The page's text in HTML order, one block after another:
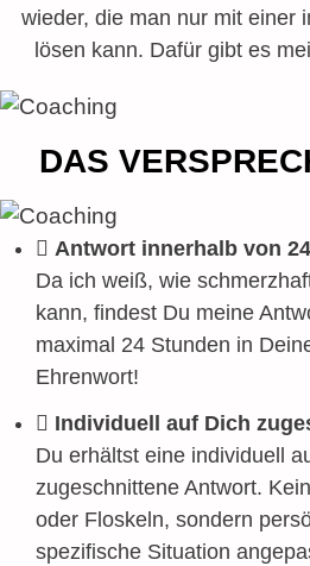
wieder, die man nur mit einer
lösen kann. Dafür gibt es
DAS
Antwort innerhalb von
Da ich weiß, wie
kann, findest Du meine
maximal 24 Stunden in
Ehrenwort!
Individuell auf Dich
Du erhältst eine individuell
zugeschnittene Antwort.
oder Floskeln, sondern
spezifische Situation